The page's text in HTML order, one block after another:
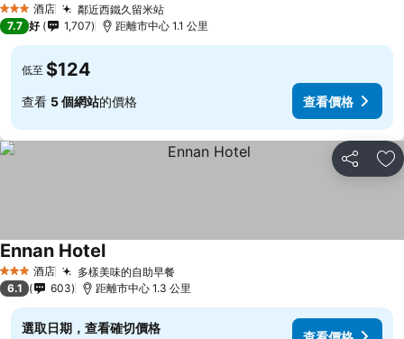
3 星級 酒店 鄰近西鐵久留米站查看價格
7.7 好 1,707 距離市中心 1.1 公里
低至 $124
查看 5 個網站的價格 查看價格
分享 放
3 星級 酒店 多樣美味的自助早餐查看價格
Ennan Hotel查看價格
6.1 603 距離市中心 1.3 公里
選取日期，查看確切價格